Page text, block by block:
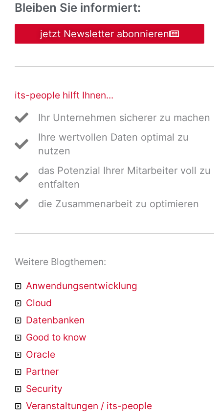
Bleiben Sie informiert:
jetzt Newsletter abonnieren
its-people hilft Ihnen...
Ihr Unternehmen sicherer zu machen
Ihre wertvollen Daten optimal zu
nutzen
das Potenzial Ihrer Mitarbeiter voll zu
entfalten
die Zusammenarbeit zu optimieren
Weitere Blogthemen:
Anwendungsentwicklung
Cloud
Datenbanken
Good to know
Oracle
Partner
Security
Veranstaltungen / its-people